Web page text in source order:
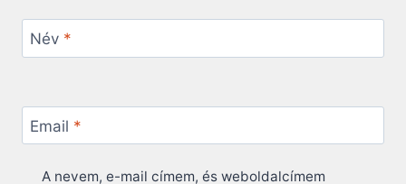
Név *
Email *
A nevem, e-mail címem, és weboldalcímem